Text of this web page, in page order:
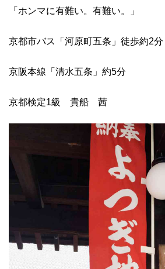
「ホンマに有難い。有難い。」
京都市バス「河原町五条」徒歩約2分
京阪本線「清水五条」約5分
京都検定1級 貴船 茜